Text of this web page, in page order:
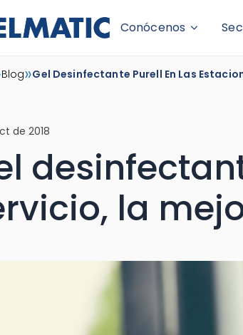
Conócenos
Blog»Gel Desinfectante Purell En Las
de 2018
la